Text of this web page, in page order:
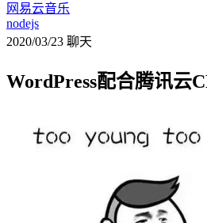
网易云音乐
nodejs
2020/03/23 聊天
WordPress配合腾讯云